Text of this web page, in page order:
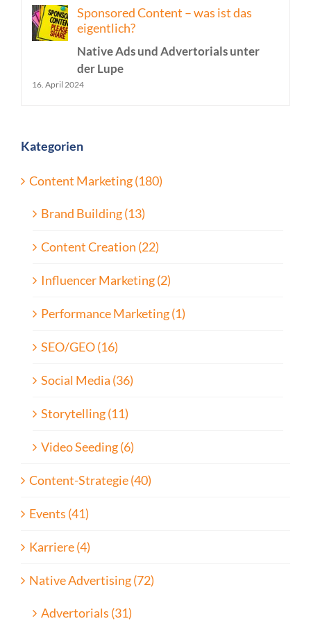
Sponsored Content – was ist das
eigentlich?
Native Ads und Advertorials unter
der Lupe
16. April 2024
Kategorien
Content Marketing (180)
Brand Building (13)
Content Creation (22)
Influencer Marketing (2)
Performance Marketing (1)
SEO/GEO (16)
Social Media (36)
Storytelling (11)
Video Seeding (6)
Content-Strategie (40)
Events (41)
Karriere (4)
Native Advertising (72)
Advertorials (31)